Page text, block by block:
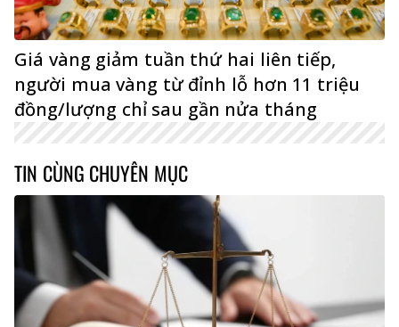
Giá vàng giảm tuần thứ hai liên tiếp,
người mua vàng từ đỉnh lỗ hơn 11 triệu
đồng/lượng chỉ sau gần nửa tháng
TIN CÙNG CHUYÊN MỤC